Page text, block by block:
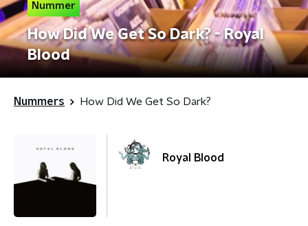
Nummer
How Did We Get So Dark? - Royal
Blood
Nummers How Did We Get So Dark?
Royal Blood